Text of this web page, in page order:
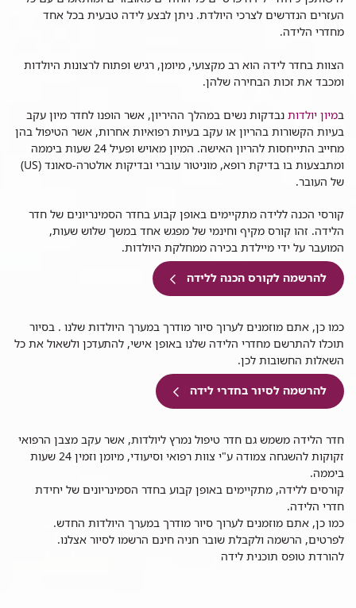
העזרים הנדרשים לצרכי היולדת. ניתן לבצע לידה טבעית בכל אחד
מחדרי הלידה.
הצוות בחדר לידה הוא רב מקצועי, מיומן, רגיש ופתוח לרצונות היולדות
ומכבד את זכות הבחירה שלהן.
במיון יולדות נבדקות נשים במהלך ההיריון, אשר הופנו לחדר מיון עקב
בעיות הקשורות בהריון או עקב בעיות רפואיות אחרות, אשר הטיפול בהן
מחייב התייחסות להריון האישה. המיון מאויש ופעיל 24 שעות ביממה
ומתבצעות בו בדיקת רופא, מוניטור עוברי ובדיקות אולטרה-סאונד (US)
של העובר.
קורסי הכנה ללידה מתקיימים באופן קבוע בחדר הסמינריונים של חדר
הלידה. זהו קורס מקיף וחינמי של מפגש אחד במשך שלוש שעות,
המועבר על ידי מיילדת בכירה ממחלקת היולדות.
להרשמה לקורס הכנה ללידה
כמו כן, אתם מוזמנים לערוך סיור מודרך במערך היולדות שלנו . בסיור
תוכלו להתרשם מחדרי הלידה שלנו באופן אישי, להתעדכן ולשאול את כל
השאלות החשובות לכן.
להרשמה לסיור בחדרי לידה
חדר הלידה משמש גם חדר טיפול נמרץ ליולדות, אשר עקב מצבן הרפואי
זקוקות להשגחה צמודה ע"י צוות רפואי וסיעודי, מיומן וזמין 24 שעות
ביממה.
קורסים ללידה, מתקיימים באופן קבוע בחדר הסמינריונים של יחידת
חדרי הלידה.
כמו כן, אתם מוזמנים לערוך סיור מודרך במערך היולדות החדש.
לפרטים, הרשמה ולקבלת שובר חניה חינם הרשמו לסיור אצלנו​.​​​​
להורדת טופס תוכנית לידה